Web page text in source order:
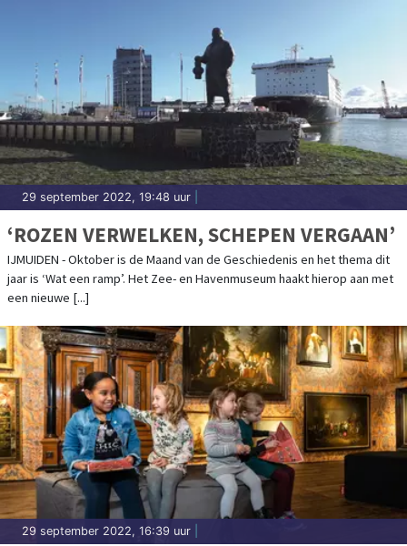
29 september 2022, 19:48 uur
‘ROZEN VERWELKEN, SCHEPEN VERGAAN’
IJMUIDEN - Oktober is de Maand van de Geschiedenis en het thema dit
jaar is ‘Wat een ramp’. Het Zee- en Havenmuseum haakt hierop aan met
een nieuwe [...]
29 september 2022, 16:39 uur